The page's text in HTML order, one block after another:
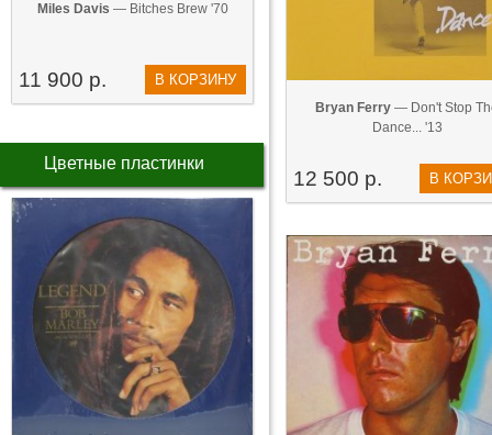
Miles Davis — Bitches Brew '70
11 900 р. В КОРЗИНУ
Цветные пластинки
Bryan Ferry — Don't Stop
Dance... '13
12 500 р. В